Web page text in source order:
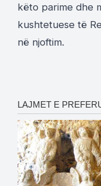
këto parime dhe
kushtetuese të
në njoftim.